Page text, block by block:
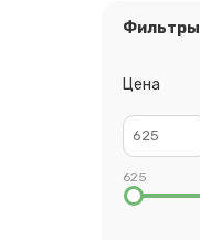
Фильтры
Цена
625